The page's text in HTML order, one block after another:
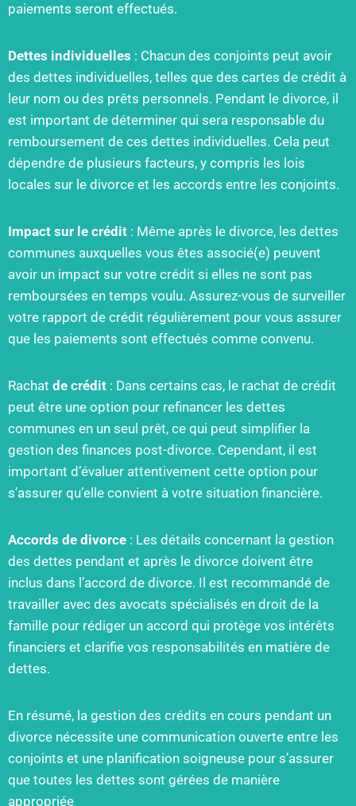
paiements seront effectués.
Dettes individuelles : Chacun des conjoints peut avoir
des dettes individuelles, telles que des cartes de crédit à
leur nom ou des prêts personnels. Pendant le divorce, il
est important de déterminer qui sera responsable du
remboursement de ces dettes individuelles. Cela peut
dépendre de plusieurs facteurs, y compris les lois
locales sur le divorce et les accords entre les conjoints.
Impact sur le crédit : Même après le divorce, les dettes
communes auxquelles vous êtes associé(e) peuvent
avoir un impact sur votre crédit si elles ne sont pas
remboursées en temps voulu. Assurez-vous de surveiller
votre rapport de crédit régulièrement pour vous assurer
que les paiements sont effectués comme convenu.
Rachat de crédit : Dans certains cas, le rachat de crédit
peut être une option pour refinancer les dettes
communes en un seul prêt, ce qui peut simplifier la
gestion des finances post-divorce. Cependant, il est
important d’évaluer attentivement cette option pour
s’assurer qu’elle convient à votre situation financière.
Accords de divorce : Les détails concernant la gestion
des dettes pendant et après le divorce doivent être
inclus dans l’accord de divorce. Il est recommandé de
travailler avec des avocats spécialisés en droit de la
famille pour rédiger un accord qui protège vos intérêts
financiers et clarifie vos responsabilités en matière de
dettes.
En résumé, la gestion des crédits en cours pendant un
divorce nécessite une communication ouverte entre les
conjoints et une planification soigneuse pour s’assurer
que toutes les dettes sont gérées de manière
appropriée